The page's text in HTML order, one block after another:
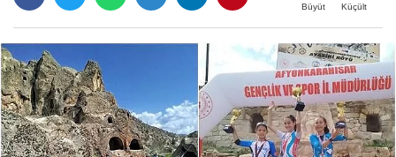
Büyüt Küçült